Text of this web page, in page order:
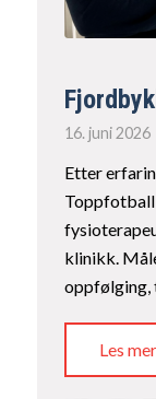
16. juni 2026
Etter
klinikk.
oppfølging,
Les mer